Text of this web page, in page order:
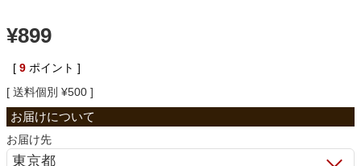
ベッド
収納家具
¥899
[ 9 ポイント ]
送料個別 ¥500
お届け先